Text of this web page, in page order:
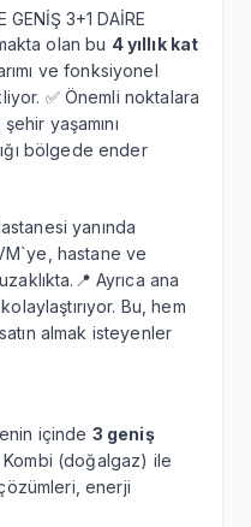
GENİŞ 3+1 DAİRE
olan bu 4 yıllık kat
ve fonksiyonel
✅ Önemli noktalara
şehir yaşamını
bölgede ender
yanında
hastane ve
Ayrıca ana
Bu, hem
almak isteyenler
içinde 3 geniş
Kombi (doğalgaz) ile
enerji